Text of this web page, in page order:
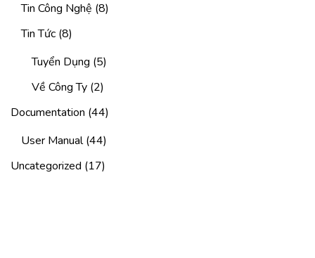
Tin Công Nghệ (8)
Tin Tức (8)
Tuyển Dụng (5)
Về Công Ty (2)
Documentation (44)
User Manual(44)
Uncategorized (17)